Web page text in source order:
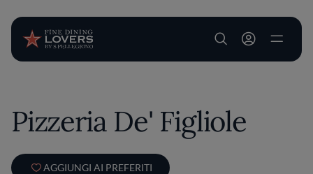
User account
Pizzeria De' Figliole
AGGIUNGI AI PREFERITI